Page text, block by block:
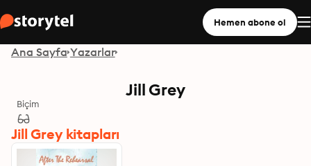
Hemen abone ol
Ana Sayfa Yazarlar
Jill Grey
Biçim
Jill Grey kitapları